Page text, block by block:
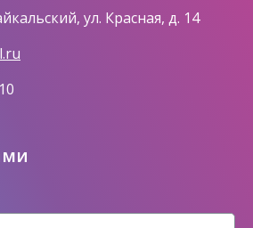
ул. Красная, д. 14